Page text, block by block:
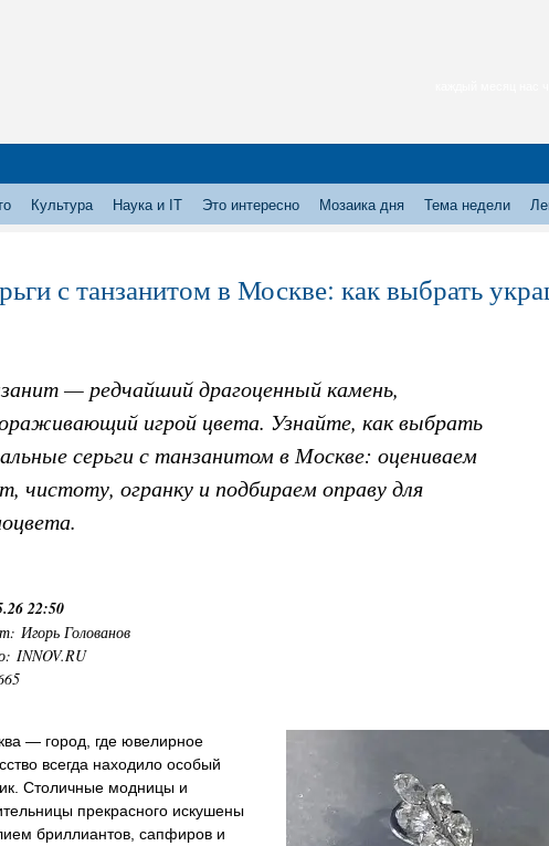
Культура Наука и IT Это интересно Мозаика дня Тема недели
с танзанитом в Москве: как выбрать
— редчайший драгоценный камень,
игрой цвета. Узнайте, как выбрать
серьги с танзанитом в Москве: оцениваем
чистоту, огранку и подбираем оправу для
22:50
Игорь Голованов
INNOV.RU
— город, где ювелирное
всегда находило особый
Столичные модницы и
прекрасного искушены
бриллиантов, сапфиров и